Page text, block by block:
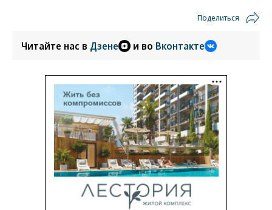
Поделиться
Читайте нас в Дзене и во Вконтакте